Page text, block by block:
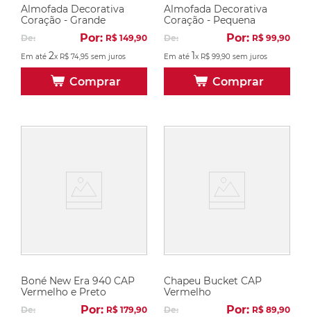
Almofada Decorativa
Coração - Grande
De: Por: R$ 149,90
Em até 2x R$ 74,95 sem juros
Comprar
Almofada Decorativa
Coração - Pequena
De: Por: R$ 99,90
Em até 1x R$ 99,90 sem juros
Comprar
Boné New Era 940 CAP
Vermelho e Preto
De: Por: R$ 179,90
Chapeu Bucket CAP
Vermelho
De: Por: R$ 89,90